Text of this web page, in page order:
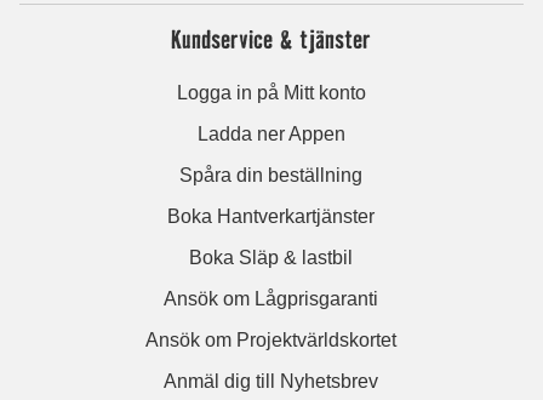
Kundservice & tjänster
Logga in på Mitt konto
Ladda ner Appen
Spåra din beställning
Boka Hantverkartjänster
Boka Släp & lastbil
Ansök om Lågprisgaranti
Ansök om Projektvärldskortet
Anmäl dig till Nyhetsbrev